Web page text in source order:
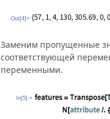
Out[4]=
Заменим пропущенные
соответствующей
переменными.
In[5]:=